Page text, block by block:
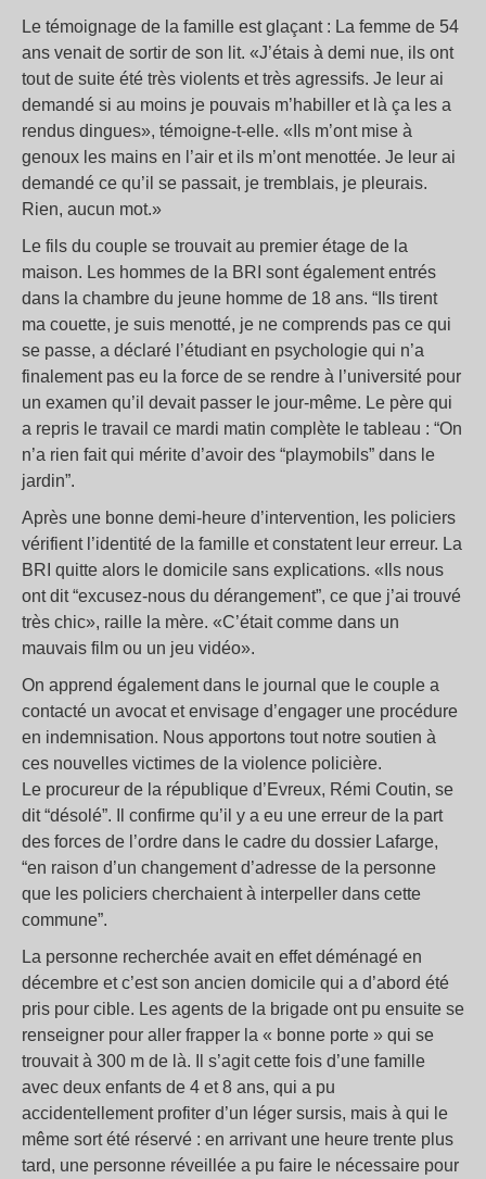
Le témoignage de la famille est glaçant : La femme de 54
ans venait de sortir de son lit. «J’étais à demi nue, ils ont
tout de suite été très violents et très agressifs. Je leur ai
demandé si au moins je pouvais m’habiller et là ça les a
rendus dingues», témoigne-t-elle. «Ils m’ont mise à
genoux les mains en l’air et ils m’ont menottée. Je leur ai
demandé ce qu’il se passait, je tremblais, je pleurais.
Rien, aucun mot.»
Le fils du couple se trouvait au premier étage de la
maison. Les hommes de la BRI sont également entrés
dans la chambre du jeune homme de 18 ans. “Ils tirent
ma couette, je suis menotté, je ne comprends pas ce qui
se passe, a déclaré l’étudiant en psychologie qui n’a
finalement pas eu la force de se rendre à l’université pour
un examen qu’il devait passer le jour-même. Le père qui
a repris le travail ce mardi matin complète le tableau : “On
n’a rien fait qui mérite d’avoir des “playmobils” dans le
jardin”.
Après une bonne demi-heure d’intervention, les policiers
vérifient l’identité de la famille et constatent leur erreur. La
BRI quitte alors le domicile sans explications. «Ils nous
ont dit “excusez-nous du dérangement”, ce que j’ai trouvé
très chic», raille la mère. «C’était comme dans un
mauvais film ou un jeu vidéo».
On apprend également dans le journal que le couple a
contacté un avocat et envisage d’engager une procédure
en indemnisation. Nous apportons tout notre soutien à
ces nouvelles victimes de la violence policière.
Le procureur de la république d’Evreux, Rémi Coutin, se
dit “désolé”. Il confirme qu’il y a eu une erreur de la part
des forces de l’ordre dans le cadre du dossier Lafarge,
“en raison d’un changement d’adresse de la personne
que les policiers cherchaient à interpeller dans cette
commune”.
La personne recherchée avait en effet déménagé en
décembre et c’est son ancien domicile qui a d’abord été
pris pour cible. Les agents de la brigade ont pu ensuite se
renseigner pour aller frapper la « bonne porte » qui se
trouvait à 300 m de là. Il s’agit cette fois d’une famille
avec deux enfants de 4 et 8 ans, qui a pu
accidentellement profiter d’un léger sursis, mais à qui le
même sort été réservé : en arrivant une heure trente plus
tard, une personne réveillée a pu faire le nécessaire pour